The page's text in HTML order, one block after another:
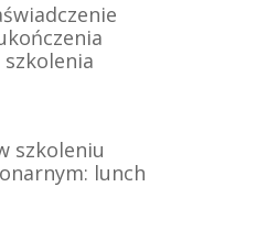
szkolenia
szkoleniu
lunch